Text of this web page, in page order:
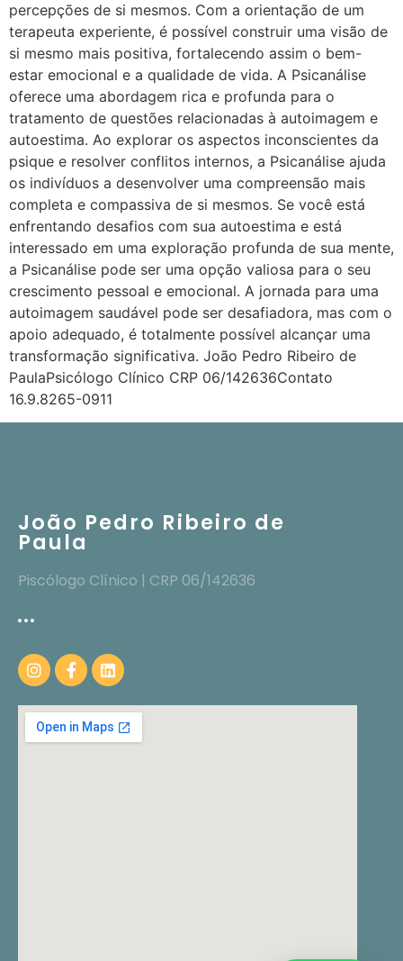
percepções de si mesmos. Com a orientação de um
terapeuta experiente, é possível construir uma visão de
si mesmo mais positiva, fortalecendo assim o bem-
estar emocional e a qualidade de vida. A Psicanálise
oferece uma abordagem rica e profunda para o
tratamento de questões relacionadas à autoimagem e
autoestima. Ao explorar os aspectos inconscientes da
psique e resolver conflitos internos, a Psicanálise ajuda
os indivíduos a desenvolver uma compreensão mais
completa e compassiva de si mesmos. Se você está
enfrentando desafios com sua autoestima e está
interessado em uma exploração profunda de sua mente,
a Psicanálise pode ser uma opção valiosa para o seu
crescimento pessoal e emocional. A jornada para uma
autoimagem saudável pode ser desafiadora, mas com o
apoio adequado, é totalmente possível alcançar uma
transformação significativa. João Pedro Ribeiro de
PaulaPsicólogo Clínico CRP 06/142636Contato
16.9.8265-0911
João Pedro Ribeiro de
Paula
Piscólogo Clínico | CRP 06/142636